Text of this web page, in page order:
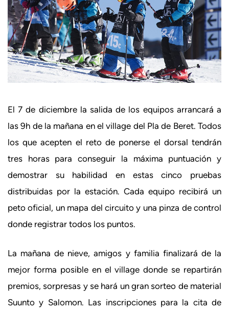
El 7 de diciembre la salida de los equipos arrancará a
las 9h de la mañana en el village del Pla de Beret. Todos
los que acepten el reto de ponerse el dorsal tendrán
tres horas para conseguir la máxima puntuación y
demostrar su habilidad en estas cinco pruebas
distribuidas por la estación. Cada equipo recibirá un
peto oficial, un mapa del circuito y una pinza de control
donde registrar todos los puntos.
La mañana de nieve, amigos y familia finalizará de la
mejor forma posible en el village donde se repartirán
premios, sorpresas y se hará un gran sorteo de material
Suunto y Salomon. Las inscripciones para la cita de